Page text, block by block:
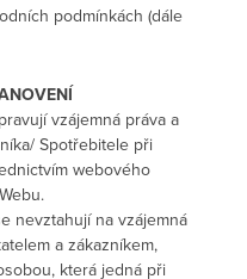
podmínkách (dále
vzájemná práva a
Spotřebitele při
webového
nevztahují na vzájemná
a zákazníkem,
která jedná při